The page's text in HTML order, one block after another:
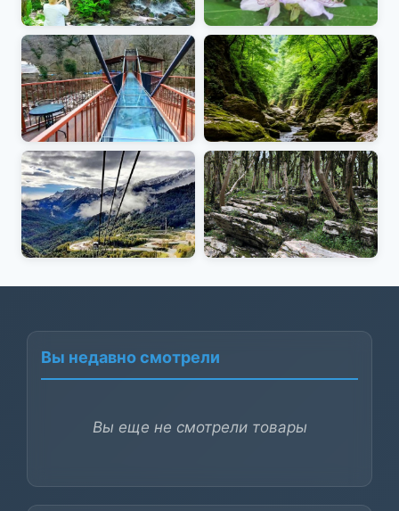
Вы недавно смотрели
Вы еще не смотрели товары